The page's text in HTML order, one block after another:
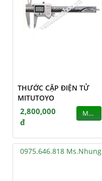
THƯỚC CẶP ĐIỆN TỬ
MITUTOYO
2,800,000
đ
MUA
0975.646.818 Ms.Nhung